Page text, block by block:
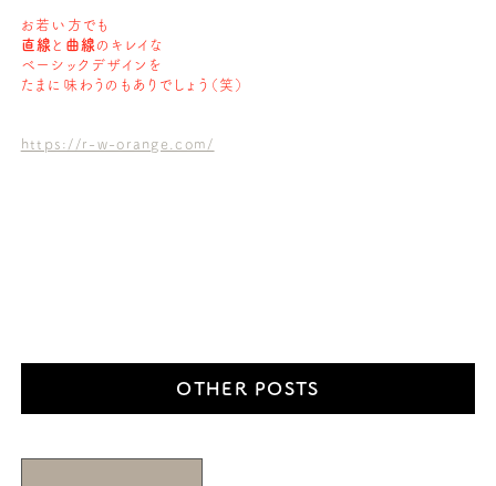
お若い方でも
直線 と 曲線 のキレイな
ベーシックデザインを
たまに 味わうのもありでしょう（笑）
https://r-w-orange.com/
OTHER POSTS